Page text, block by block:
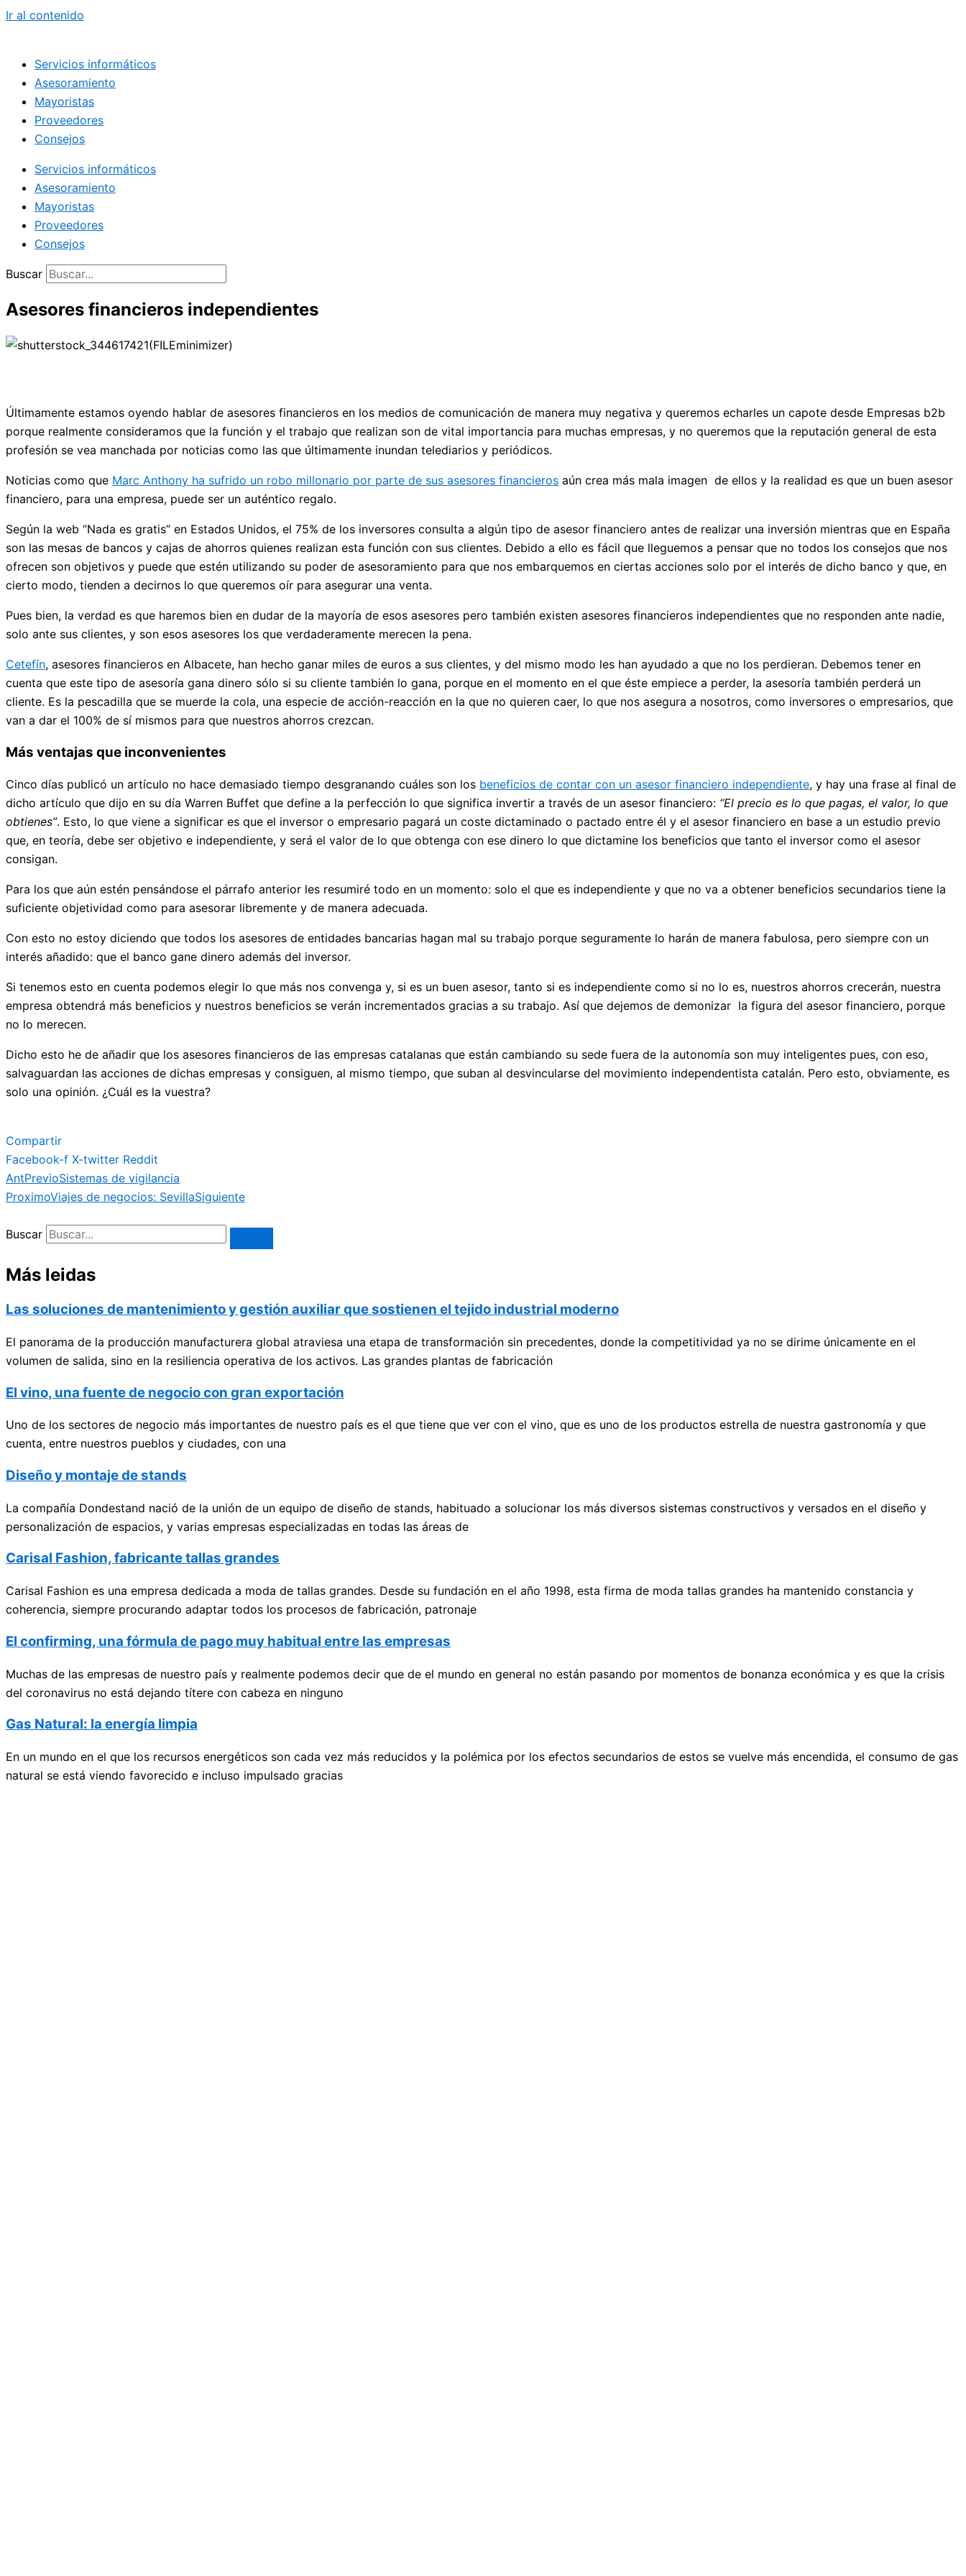
Ir al contenido
Servicios informáticos
Asesoramiento
Mayoristas
Proveedores
Consejos
Servicios informáticos
Asesoramiento
Mayoristas
Proveedores
Consejos
Buscar
Asesores financieros independientes
Últimamente estamos oyendo hablar de asesores financieros en los medios de comunicación de manera muy negativa y queremos echarles un capote desde Empresas b2b
porque realmente consideramos que la función y el trabajo que realizan son de vital importancia para muchas empresas, y no queremos que la reputación general de esta
profesión se vea manchada por noticias como las que últimamente inundan telediarios y periódicos.
Noticias como que Marc Anthony ha sufrido un robo millonario por parte de sus asesores financieros aún crea más mala imagen de ellos y la realidad es que un buen asesor
financiero, para una empresa, puede ser un auténtico regalo.
Según la web “Nada es gratis” en Estados Unidos, el 75% de los inversores consulta a algún tipo de asesor financiero antes de realizar una inversión mientras que en España
son las mesas de bancos y cajas de ahorros quienes realizan esta función con sus clientes. Debido a ello es fácil que lleguemos a pensar que no todos los consejos que nos
ofrecen son objetivos y puede que estén utilizando su poder de asesoramiento para que nos embarquemos en ciertas acciones solo por el interés de dicho banco y que, en
cierto modo, tienden a decirnos lo que queremos oír para asegurar una venta.
Pues bien, la verdad es que haremos bien en dudar de la mayoría de esos asesores pero también existen asesores financieros independientes que no responden ante nadie,
solo ante sus clientes, y son esos asesores los que verdaderamente merecen la pena.
Cetefín, asesores financieros en Albacete, han hecho ganar miles de euros a sus clientes, y del mismo modo les han ayudado a que no los perdieran. Debemos tener en
cuenta que este tipo de asesoría gana dinero sólo si su cliente también lo gana, porque en el momento en el que éste empiece a perder, la asesoría también perderá un
cliente. Es la pescadilla que se muerde la cola, una especie de acción-reacción en la que no quieren caer, lo que nos asegura a nosotros, como inversores o empresarios, que
van a dar el 100% de sí mismos para que nuestros ahorros crezcan.
Más ventajas que inconvenientes
Cinco días publicó un artículo no hace demasiado tiempo desgranando cuáles son los beneficios de contar con un asesor financiero independiente, y hay una frase al final de
dicho artículo que dijo en su día Warren Buffet que define a la perfección lo que significa invertir a través de un asesor financiero: “El precio es lo que pagas, el valor, lo que
obtienes”. Esto, lo que viene a significar es que el inversor o empresario pagará un coste dictaminado o pactado entre él y el asesor financiero en base a un estudio previo
que, en teoría, debe ser objetivo e independiente, y será el valor de lo que obtenga con ese dinero lo que dictamine los beneficios que tanto el inversor como el asesor
consigan.
Para los que aún estén pensándose el párrafo anterior les resumiré todo en un momento: solo el que es independiente y que no va a obtener beneficios secundarios tiene la
suficiente objetividad como para asesorar libremente y de manera adecuada.
Con esto no estoy diciendo que todos los asesores de entidades bancarias hagan mal su trabajo porque seguramente lo harán de manera fabulosa, pero siempre con un
interés añadido: que el banco gane dinero además del inversor.
Si tenemos esto en cuenta podemos elegir lo que más nos convenga y, si es un buen asesor, tanto si es independiente como si no lo es, nuestros ahorros crecerán, nuestra
empresa obtendrá más beneficios y nuestros beneficios se verán incrementados gracias a su trabajo. Así que dejemos de demonizar la figura del asesor financiero, porque
no lo merecen.
Dicho esto he de añadir que los asesores financieros de las empresas catalanas que están cambiando su sede fuera de la autonomía son muy inteligentes pues, con eso,
salvaguardan las acciones de dichas empresas y consiguen, al mismo tiempo, que suban al desvincularse del movimiento independentista catalán. Pero esto, obviamente, es
solo una opinión. ¿Cuál es la vuestra?
Compartir
Facebook-f X-twitter Reddit
AntPrevioSistemas de vigilancia
ProximoViajes de negocios: SevillaSiguiente
Buscar
Más leidas
Las soluciones de mantenimiento y gestión auxiliar que sostienen el tejido industrial moderno
El panorama de la producción manufacturera global atraviesa una etapa de transformación sin precedentes, donde la competitividad ya no se dirime únicamente en el
volumen de salida, sino en la resiliencia operativa de los activos. Las grandes plantas de fabricación
El vino, una fuente de negocio con gran exportación
Uno de los sectores de negocio más importantes de nuestro país es el que tiene que ver con el vino, que es uno de los productos estrella de nuestra gastronomía y que
cuenta, entre nuestros pueblos y ciudades, con una
Diseño y montaje de stands
La compañía Dondestand nació de la unión de un equipo de diseño de stands, habituado a solucionar los más diversos sistemas constructivos y versados en el diseño y
personalización de espacios, y varias empresas especializadas en todas las áreas de
Carisal Fashion, fabricante tallas grandes
Carisal Fashion es una empresa dedicada a moda de tallas grandes. Desde su fundación en el año 1998, esta firma de moda tallas grandes ha mantenido constancia y
coherencia, siempre procurando adaptar todos los procesos de fabricación, patronaje
El confirming, una fórmula de pago muy habitual entre las empresas
Muchas de las empresas de nuestro país y realmente podemos decir que de el mundo en general no están pasando por momentos de bonanza económica y es que la crisis
del coronavirus no está dejando títere con cabeza en ninguno
Gas Natural: la energía limpia
En un mundo en el que los recursos energéticos son cada vez más reducidos y la polémica por los efectos secundarios de estos se vuelve más encendida, el consumo de gas
natural se está viendo favorecido e incluso impulsado gracias